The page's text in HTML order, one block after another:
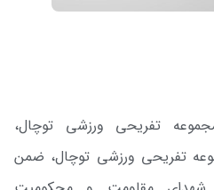
تفریحی ورزشی توچال،
تفریحی ورزشی توچال، ضمن